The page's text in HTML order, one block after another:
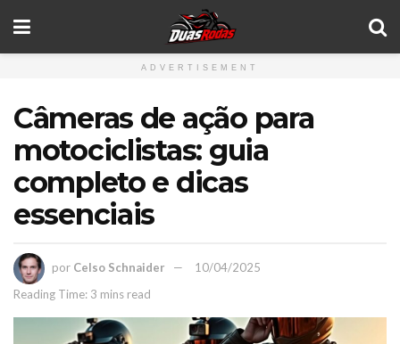
ADVERTISEMENT
Câmeras de ação para
motociclistas: guia
completo e dicas
essenciais
por Celso Schnaider
10/04/2025
Reading Time: 3 mins read